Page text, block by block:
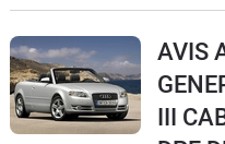
AVIS
III